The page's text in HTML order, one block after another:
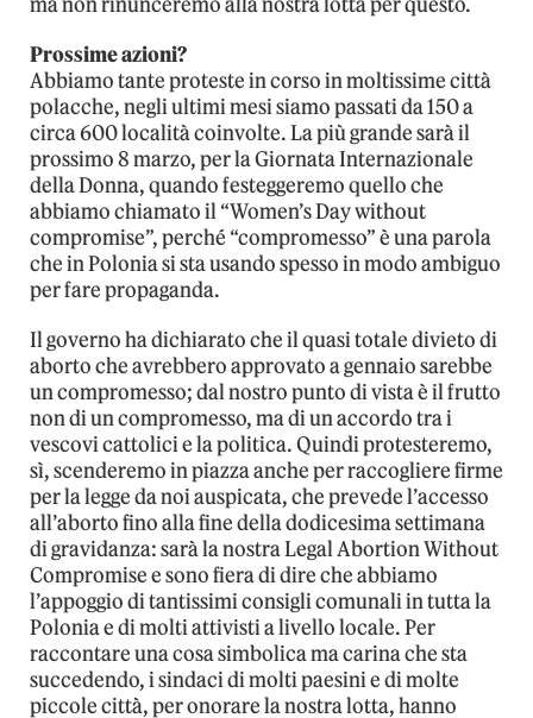
Prossime azioni?
Abbiamo tante proteste in corso in moltissime città
polacche, negli ultimi mesi siamo passati da 150 a
circa 600 località coinvolte. La più grande sarà il
prossimo 8 marzo, per la Giornata Internazionale
della Donna, quando festeggeremo quello che
abbiamo chiamato il “Women’s Day without
compromise”, perché “compromesso” è una parola
che in Polonia si sta usando spesso in modo ambiguo
per fare propaganda.
Il governo ha dichiarato che il quasi totale divieto di
aborto che avrebbero approvato a gennaio sarebbe
un compromesso; dal nostro punto di vista è il frutto
non di un compromesso, ma di un accordo tra i
vescovi cattolici e la politica. Quindi protesteremo,
sì, scenderemo in piazza anche per raccogliere firme
per la legge da noi auspicata, che prevede l’accesso
all’aborto fino alla fine della dodicesima settimana
di gravidanza: sarà la nostra Legal Abortion Without
Compromise e sono fiera di dire che abbiamo
l’appoggio di tantissimi consigli comunali in tutta la
Polonia e di molti attivisti a livello locale. Per
raccontare una cosa simbolica ma carina che sta
succedendo, i sindaci di molti paesini e di molte
piccole città, per onorare la nostra lotta, hanno